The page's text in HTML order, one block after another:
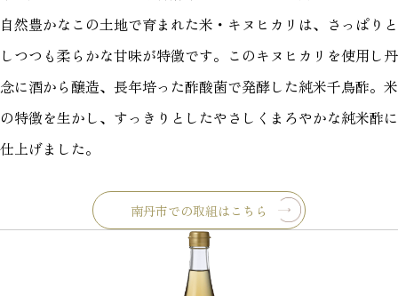
自然豊かなこの土地で育まれた米・キヌヒカリは、さっぱりと
しつつも柔らかな甘味が特徴です。このキヌヒカリを使用し丹
念に酒から醸造、長年培った酢酸菌で発酵した純米千鳥酢。米
の特徴を生かし、すっきりとしたやさしくまろやかな純米酢に
仕上げました。
南丹市での取組はこちら